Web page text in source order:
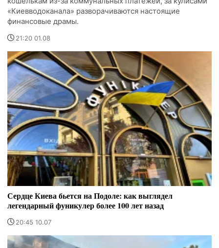
«Киевводоканала» разворачиваются настоящие
финансовые драмы.
21:20 01.08
Сердце Киева бьется на Подоле: как выглядел
легендарный фуникулер более 100 лет назад
20:45 10.07